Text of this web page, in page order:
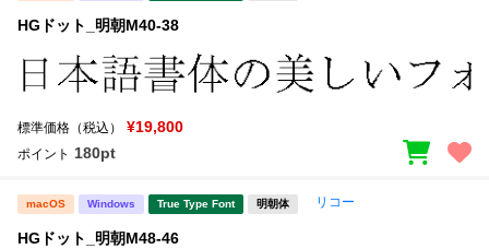
HGドット_明朝M40-38
標準価格（税込） ¥19,800
ポイント 180pt
macOS Windows True Type Font 明朝体 リコー
HGドット_明朝M48-46